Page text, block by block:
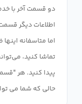
اطلاعات دیگر
اما متاسفانه
تماشا کنید،
حالی که شما می